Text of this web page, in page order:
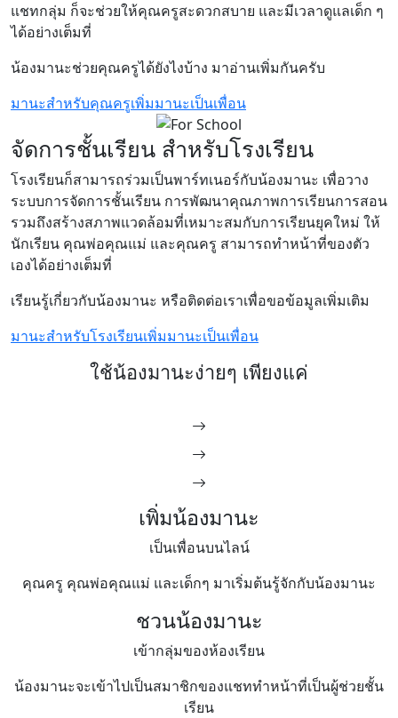
แชทกลุ่ม ก็จะช่วยให้คุณครูสะดวกสบาย และมีเวลาดูแลเด็ก ๆ
ได้อย่างเต็มที่
น้องมานะช่วยคุณครูได้ยังไงบ้าง มาอ่านเพิ่มกันครับ
มานะสำหรับคุณครูเพิ่มมานะเป็นเพื่อน
จัดการชั้นเรียน สำหรับโรงเรียน
โรงเรียนก็สามารถร่วมเป็นพาร์ทเนอร์กับน้องมานะ เพื่อวาง
ระบบการจัดการชั้นเรียน การพัฒนาคุณภาพการเรียนการสอน
รวมถึงสร้างสภาพแวดล้อมที่เหมาะสมกับการเรียนยุคใหม่ ให้
นักเรียน คุณพ่อคุณแม่ และคุณครู สามารถทำหน้าที่ของตัว
เองได้อย่างเต็มที่
เรียนรู้เกี่ยวกับน้องมานะ หรือติดต่อเราเพื่อขอข้อมูลเพิ่มเติม
มานะสำหรับโรงเรียนเพิ่มมานะเป็นเพื่อน
ใช้น้องมานะง่ายๆ เพียงแค่
เพิ่มน้องมานะ
เป็นเพื่อนบนไลน์
คุณครู คุณพ่อคุณแม่ และเด็กๆ มาเริ่มต้นรู้จักกับน้องมานะ
ชวนน้องมานะ
เข้ากลุ่มของห้องเรียน
น้องมานะจะเข้าไปเป็นสมาชิกของแชททำหน้าที่เป็นผู้ช่วยชั้น
เรียน